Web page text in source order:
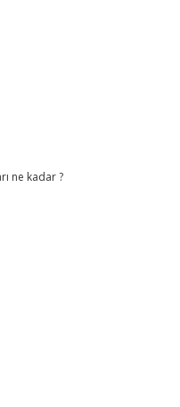
ne kadar ?